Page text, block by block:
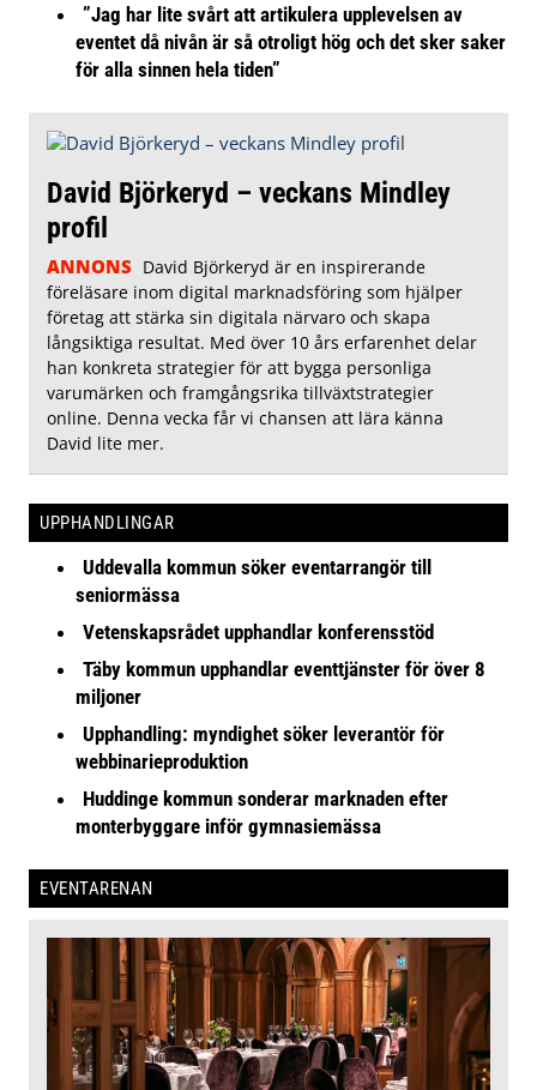
”Jag har lite svårt att artikulera upplevelsen av
eventet då nivån är så otroligt hög och det sker saker
för alla sinnen hela tiden”
David Björkeryd – veckans Mindley
profil
ANNONS David Björkeryd är en inspirerande
föreläsare inom digital marknadsföring som hjälper
företag att stärka sin digitala närvaro och skapa
långsiktiga resultat. Med över 10 års erfarenhet delar
han konkreta strategier för att bygga personliga
varumärken och framgångsrika tillväxtstrategier
online. Denna vecka får vi chansen att lära känna
David lite mer.
UPPHANDLINGAR
Uddevalla kommun söker eventarrangör till
seniormässa
Vetenskapsrådet upphandlar konferensstöd
Täby kommun upphandlar eventtjänster för över 8
miljoner
Upphandling: myndighet söker leverantör för
webbinarieproduktion
Huddinge kommun sonderar marknaden efter
monterbyggare inför gymnasiemässa
EVENTARENAN